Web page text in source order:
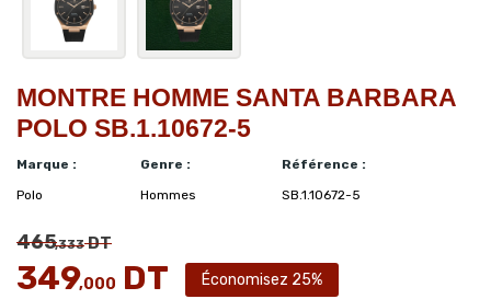
MONTRE HOMME SANTA BARBARA
POLO SB.1.10672-5
Marque :
Polo
Genre :
Hommes
Référence :
SB.1.10672-5
465,333DT
349,000 DT Économisez 25%